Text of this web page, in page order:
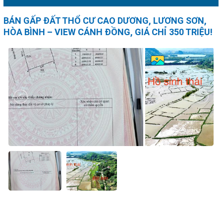
BÁN GẤP ĐẤT THỔ CƯ CAO DƯƠNG, LƯƠNG SƠN,
HÒA BÌNH – VIEW CÁNH ĐỒNG, GIÁ CHỈ 350 TRIỆU!